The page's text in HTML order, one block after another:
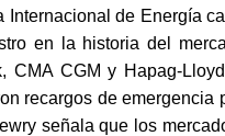
Internacional de Energía
en la historia del
CMA CGM y Hapag-
recargos de
señala que los